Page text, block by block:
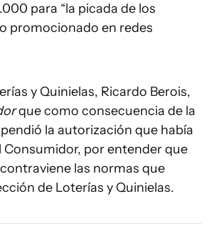
para “la picada de los
promocionado en redes
y Quinielas, Ricardo Berois,
que como consecuencia de la
la autorización que había
Consumidor, por entender que
las normas que
de Loterías y Quinielas.